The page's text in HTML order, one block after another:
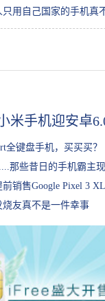
用自己国家的手机真
米手机迎安卓
全键盘手机，买买买？
那些昔日的手机霸主现
销售Google Pixel 3
友真不是一件幸事